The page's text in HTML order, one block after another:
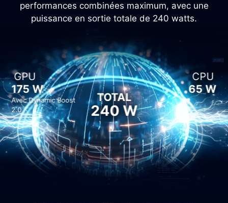
performances combinées maximum, avec une
puissance en sortie totale de 240 watts.
GPU
175 W
Avec Dynamic Boost
2.0
TOTAL
240 W
CPU
65 W